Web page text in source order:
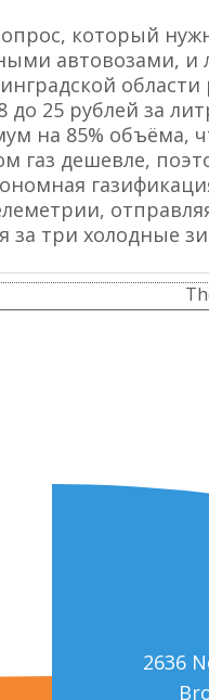
который
автовозами,
25 рублей за
на 85% объёма,
газ дешевле,
за три холодные
2636